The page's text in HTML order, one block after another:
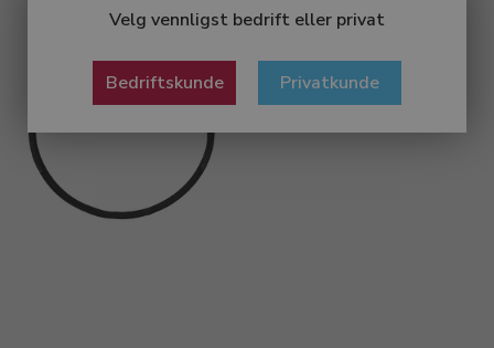
Velg vennligst bedrift eller privat
Bedriftskunde Privatkunde